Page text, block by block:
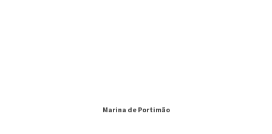
Marina de Portimão